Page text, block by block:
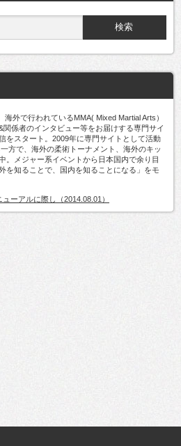
外で行われているMMA( Mixed Martial Arts）
係者のインタビュー等をお届けする専門サイ
をスタート。2009年に専門サイトとして活動
方で、海外の柔術トーナメント、海外のキッ
。メジャー系イベントから日本国内で余り目
を知ることで、国内を知ることになる」をモ
ーアルに際し（2014.08.01）